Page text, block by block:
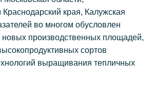
края, Калужская
во многом обусловлен
производственных площадей,
сортов
выращивания тепличных